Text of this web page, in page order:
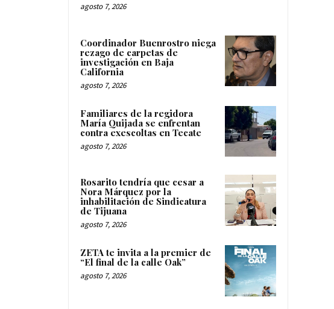
agosto 7, 2026
Coordinador Buenrostro niega
rezago de carpetas de
investigación en Baja
California
agosto 7, 2026
Familiares de la regidora
María Quijada se enfrentan
contra exescoltas en Tecate
agosto 7, 2026
Rosarito tendría que cesar a
Nora Márquez por la
inhabilitación de Sindicatura
de Tijuana
agosto 7, 2026
ZETA te invita a la premier de
“El final de la calle Oak”
agosto 7, 2026